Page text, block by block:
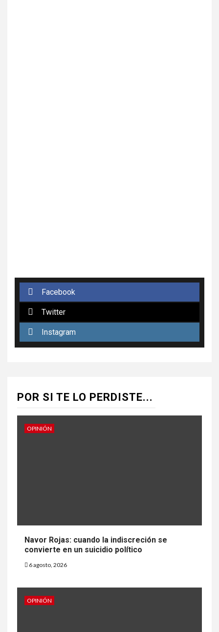
Facebook
Twitter
Instagram
POR SI TE LO PERDISTE...
OPINIÓN
Navor Rojas: cuando la indiscreción se
convierte en un suicidio político
6 agosto, 2026
OPINIÓN